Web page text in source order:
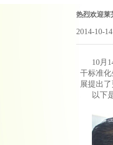
热烈欢迎莱
2014-10-
10月
干标准
展提出
以下